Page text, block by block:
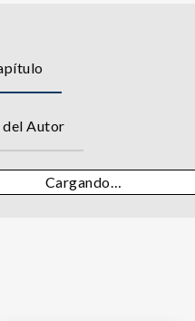
Autor
Cargando…